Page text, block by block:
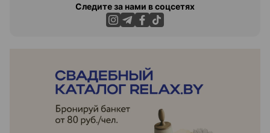
Следите за нами в соцсетях